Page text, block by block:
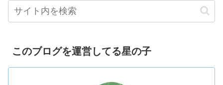
このブログを運営してる星の子